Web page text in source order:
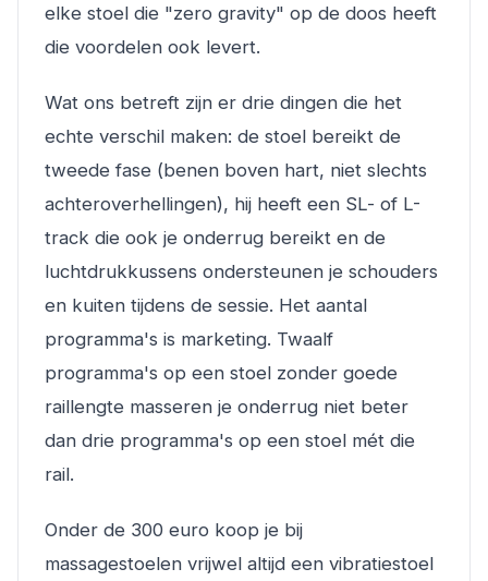
elke stoel die "zero gravity" op de doos heeft
die voordelen ook levert.
Wat ons betreft zijn er drie dingen die het
echte verschil maken: de stoel bereikt de
tweede fase (benen boven hart, niet slechts
achteroverhellingen), hij heeft een SL- of L-
track die ook je onderrug bereikt en de
luchtdrukkussens ondersteunen je schouders
en kuiten tijdens de sessie. Het aantal
programma's is marketing. Twaalf
programma's op een stoel zonder goede
raillengte masseren je onderrug niet beter
dan drie programma's op een stoel mét die
rail.
Onder de 300 euro koop je bij
massagestoelen vrijwel altijd een vibratiestoel